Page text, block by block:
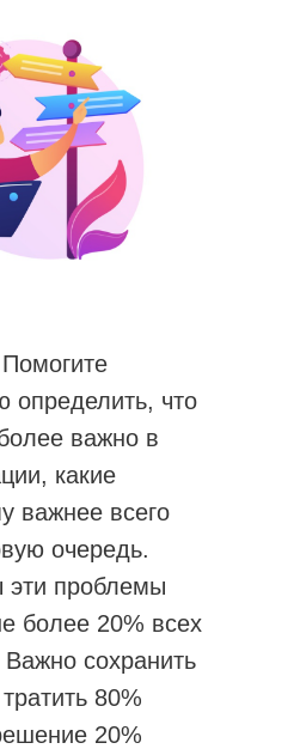
Помогите
определить, что
важно в
какие
важнее всего
очередь.
эти проблемы
более 20% всех
сохранить
80%
20%